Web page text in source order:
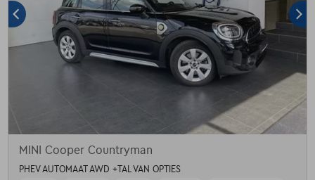
MINI Cooper Countryman
PHEV AUTOMAAT AWD +TAL VAN OPTIES